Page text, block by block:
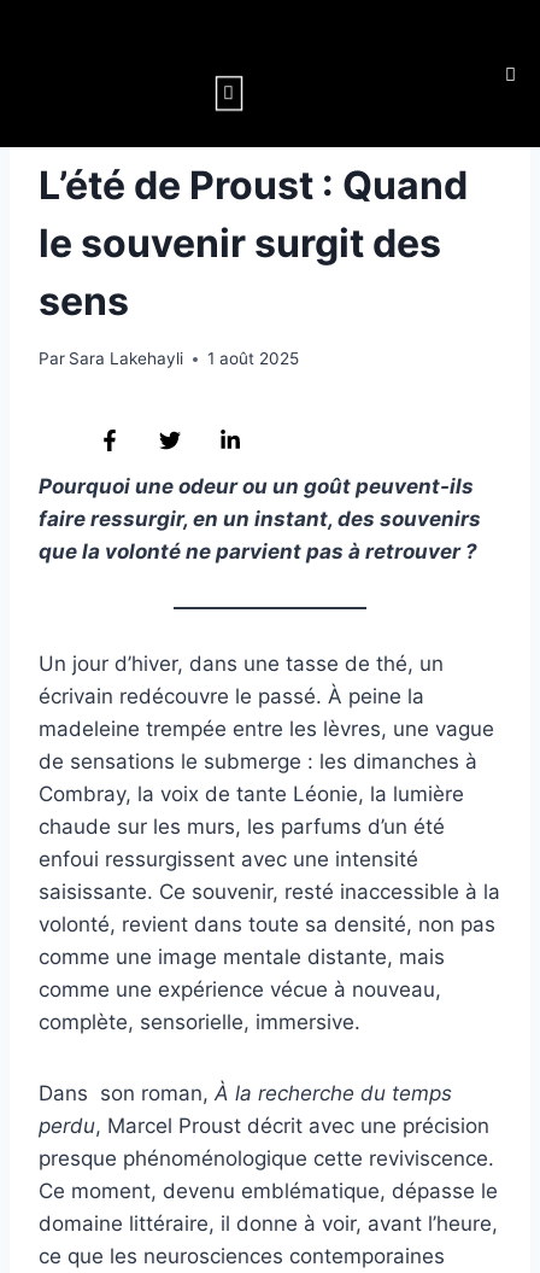
L’été de Proust : Quand
le souvenir surgit des
sens
Par Sara Lakehayli 1 août 2025
Pourquoi une odeur ou un goût peuvent-ils
faire ressurgir, en un instant, des souvenirs
que la volonté ne parvient pas à retrouver ?
Un jour d’hiver, dans une tasse de thé, un
écrivain redécouvre le passé. À peine la
madeleine trempée entre les lèvres, une vague
de sensations le submerge : les dimanches à
Combray, la voix de tante Léonie, la lumière
chaude sur les murs, les parfums d’un été
enfoui ressurgissent avec une intensité
saisissante. Ce souvenir, resté inaccessible à la
volonté, revient dans toute sa densité, non pas
comme une image mentale distante, mais
comme une expérience vécue à nouveau,
complète, sensorielle, immersive.
Dans son roman, À la recherche du temps
perdu, Marcel Proust décrit avec une précision
presque phénoménologique cette reviviscence.
Ce moment, devenu emblématique, dépasse le
domaine littéraire, il donne à voir, avant l’heure,
ce que les neurosciences contemporaines